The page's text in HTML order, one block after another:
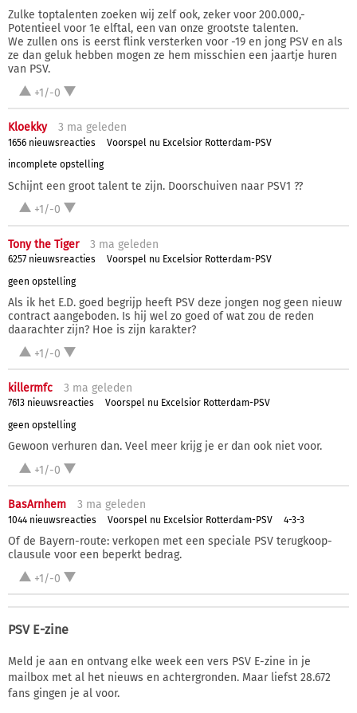
Zulke toptalenten zoeken wij zelf ook, zeker voor 200.000,-
Potentieel voor 1e elftal, een van onze grootste talenten.
We zullen ons is eerst flink versterken voor -19 en jong PSV en als
ze dan geluk hebben mogen ze hem misschien een jaartje huren
van PSV.
+1/-0
Kloekky 3 ma geleden
1656 nieuwsreacties
Voorspel nu Excelsior Rotterdam-PSV
incomplete opstelling
Schijnt een groot talent te zijn. Doorschuiven naar PSV1 ??
+1/-0
Tony the Tiger 3 ma geleden
6257 nieuwsreacties
Voorspel nu Excelsior Rotterdam-PSV
geen opstelling
Als ik het E.D. goed begrijp heeft PSV deze jongen nog geen nieuw
contract aangeboden. Is hij wel zo goed of wat zou de reden
daarachter zijn? Hoe is zijn karakter?
+1/-0
killermfc 3 ma geleden
7613 nieuwsreacties
Voorspel nu Excelsior Rotterdam-PSV
geen opstelling
Gewoon verhuren dan. Veel meer krijg je er dan ook niet voor.
+1/-0
BasArnhem 3 ma geleden
1044 nieuwsreacties Voorspel nu Excelsior Rotterdam-PSV 4-3-3
Of de Bayern-route: verkopen met een speciale PSV terugkoop-
clausule voor een beperkt bedrag.
+1/-0
PSV E-zine
Meld je aan en ontvang elke week een vers PSV E-zine in je
mailbox met al het nieuws en achtergronden. Maar liefst 28.672
fans gingen je al voor.